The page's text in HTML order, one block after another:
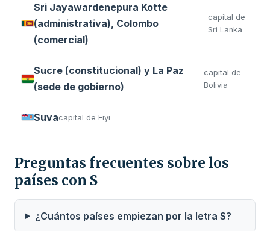
Sri Jayawardenepura Kotte
(administrativa), Colombo
(comercial)
capital de
Sri Lanka
Sucre (constitucional) y La Paz
(sede de gobierno)
capital de
Bolivia
Suvacapital de Fiyi
Preguntas frecuentes sobre los
países con S
¿Cuántos países empiezan por la letra S?